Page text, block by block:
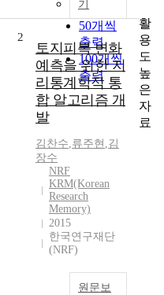
관순
출력
50개씩
출력
100개씩
출력
기
2
토지피복 변화
예측을 위한 지
리통계학적 통
합 알고리즘 개
발
김찬수,류주현 ,김
장수
NRF
KRM(Korean
Research
Memory)
2015
한국연구재단
(NRF)
원문보
활
용
도
높
은
자
료